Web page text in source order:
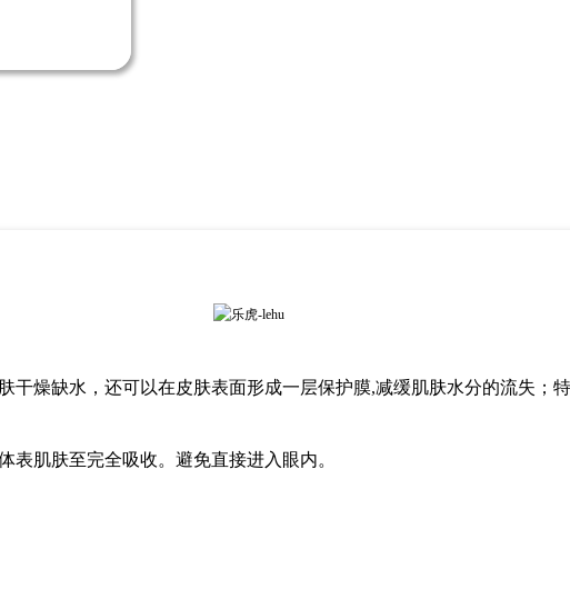
干燥缺水，还可以在皮肤表面形成一层保护膜,减缓肌肤水分的流失 ；
表肌肤至完全吸收。避免直接进入眼内。